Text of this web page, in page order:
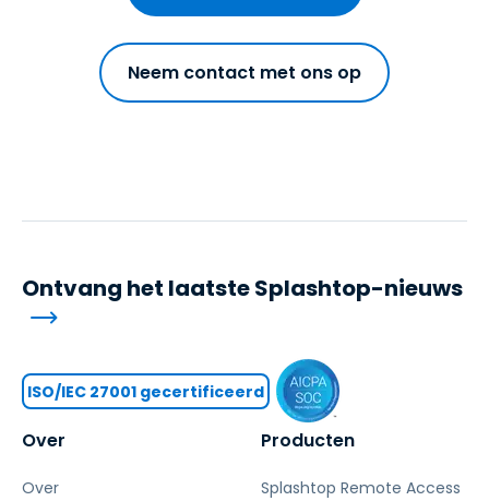
Neem contact met ons op
Over
Over
Producten
Splashtop Remote Access
Ontvang het laatste Splashtop-nieuws
ISO/IEC 27001 gecertificeerd